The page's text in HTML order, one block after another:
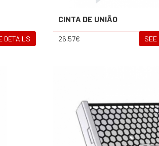
DETAILS
CINTA DE UNIÃO
26.57€ SEE